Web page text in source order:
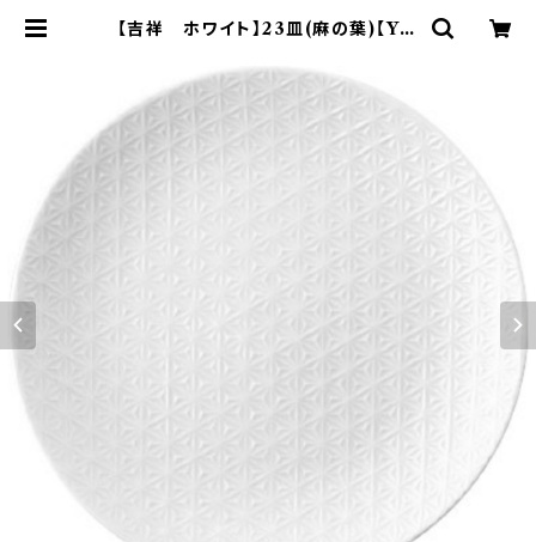
【吉祥 ホワイト】23皿(麻の葉)【YM
fficial shop - 山加商店 公式オン
ラインショップ